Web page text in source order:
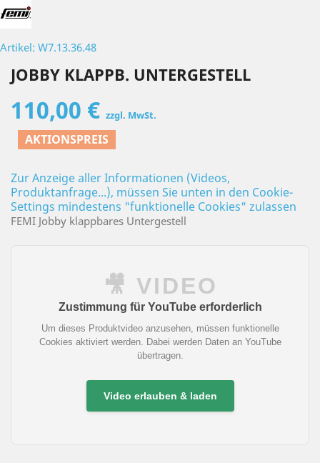
Artikel: W7.13.36.48
JOBBY KLAPPB. UNTERGESTELL
110,00 € zzgl. MwSt.
AKTIONSPREIS
Zur Anzeige aller Informationen (Videos,
Produktanfrage...), müssen Sie unten in den Cookie-
Settings mindestens "funktionelle Cookies" zulassen
FEMI Jobby klappbares Untergestell
🎥 VIDEO
Zustimmung für YouTube erforderlich
Um dieses Produktvideo anzusehen, müssen funktionelle
Cookies aktiviert werden. Dabei werden Daten an YouTube
übertragen.
Video erlauben & laden